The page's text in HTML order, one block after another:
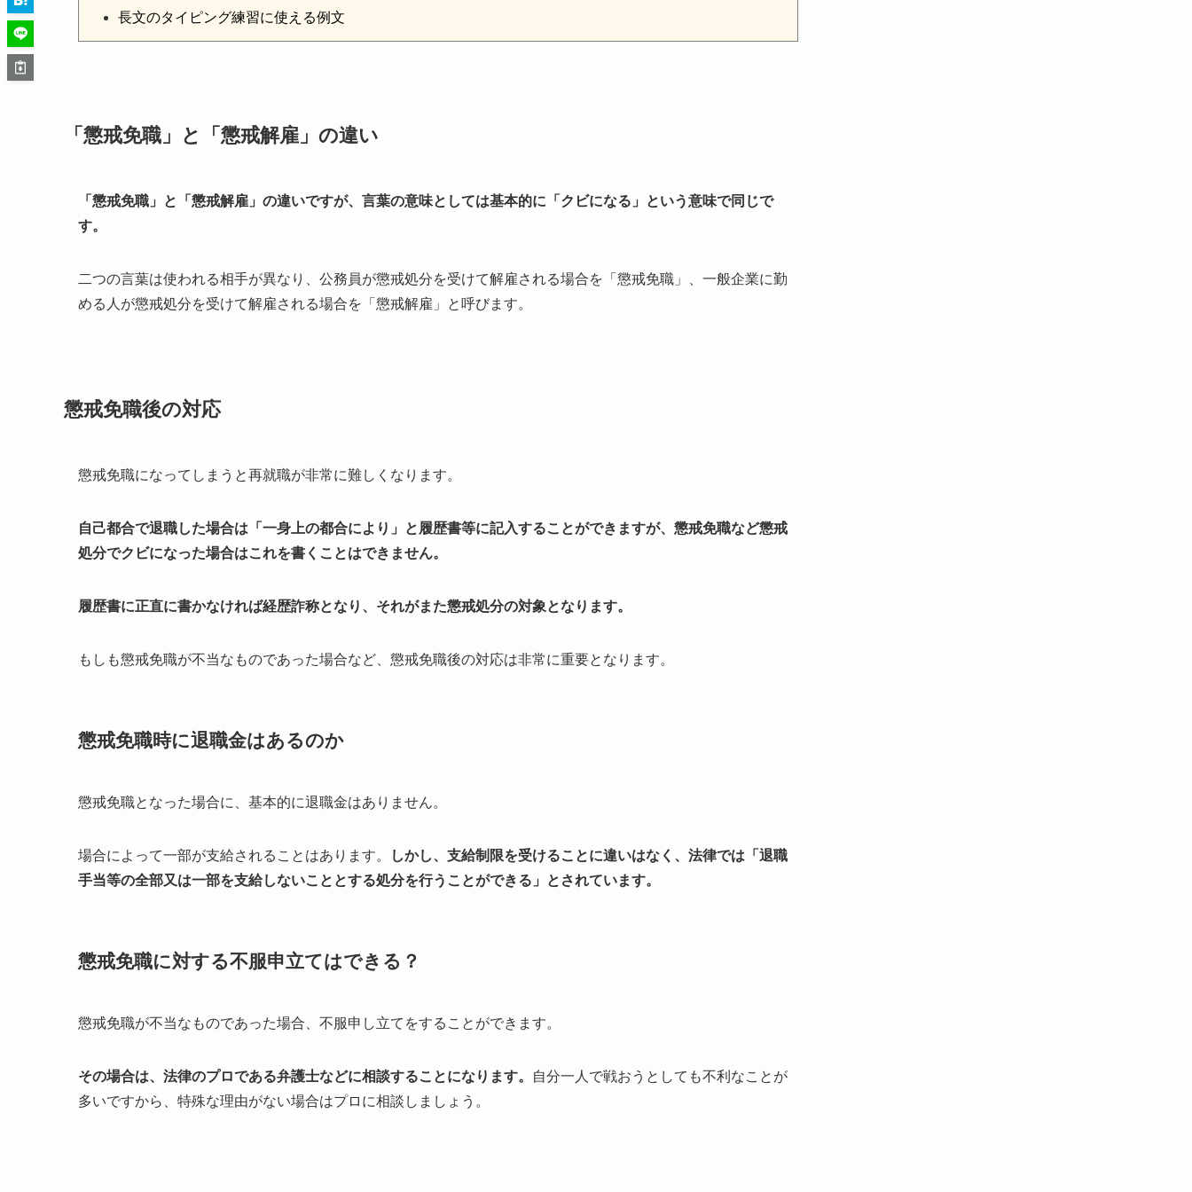
長文のタイピング練習に使える例文
「懲戒免職」と「懲戒解雇」の違い
「懲戒免職」と「懲戒解雇」の違いですが、言葉の意味としては基本的に「クビになる」という意味で同じで
す。
二つの言葉は使われる相手が異なり、公務員が懲戒処分を受けて解雇される場合を「懲戒免職」、一般企業に勤
める人が懲戒処分を受けて解雇される場合を「懲戒解雇」と呼びます。
懲戒免職後の対応
懲戒免職になってしまうと再就職が非常に難しくなります。
自己都合で退職した場合は「一身上の都合により」と履歴書等に記入することができますが、懲戒免職など懲戒
処分でクビになった場合はこれを書くことはできません。
履歴書に正直に書かなければ経歴詐称となり、それがまた懲戒処分の対象となります。
もしも懲戒免職が不当なものであった場合など、懲戒免職後の対応は非常に重要となります。
懲戒免職時に退職金はあるのか
懲戒免職となった場合に、基本的に退職金はありません。
場合によって一部が支給されることはあります。
しかし、支給制限を受けることに違いはなく、法律では「退職
手当等の全部又は一部を支給しないこととする処分を行うことができる」とされています。
懲戒免職に対する不服申立てはできる？
懲戒免職が不当なものであった場合、不服申し立てをすることができます。
その場合は、法律のプロである弁護士などに相談することになります。
自分一人で戦おうとしても不利なことが
多いですから、特殊な理由がない場合はプロに相談しましょう。